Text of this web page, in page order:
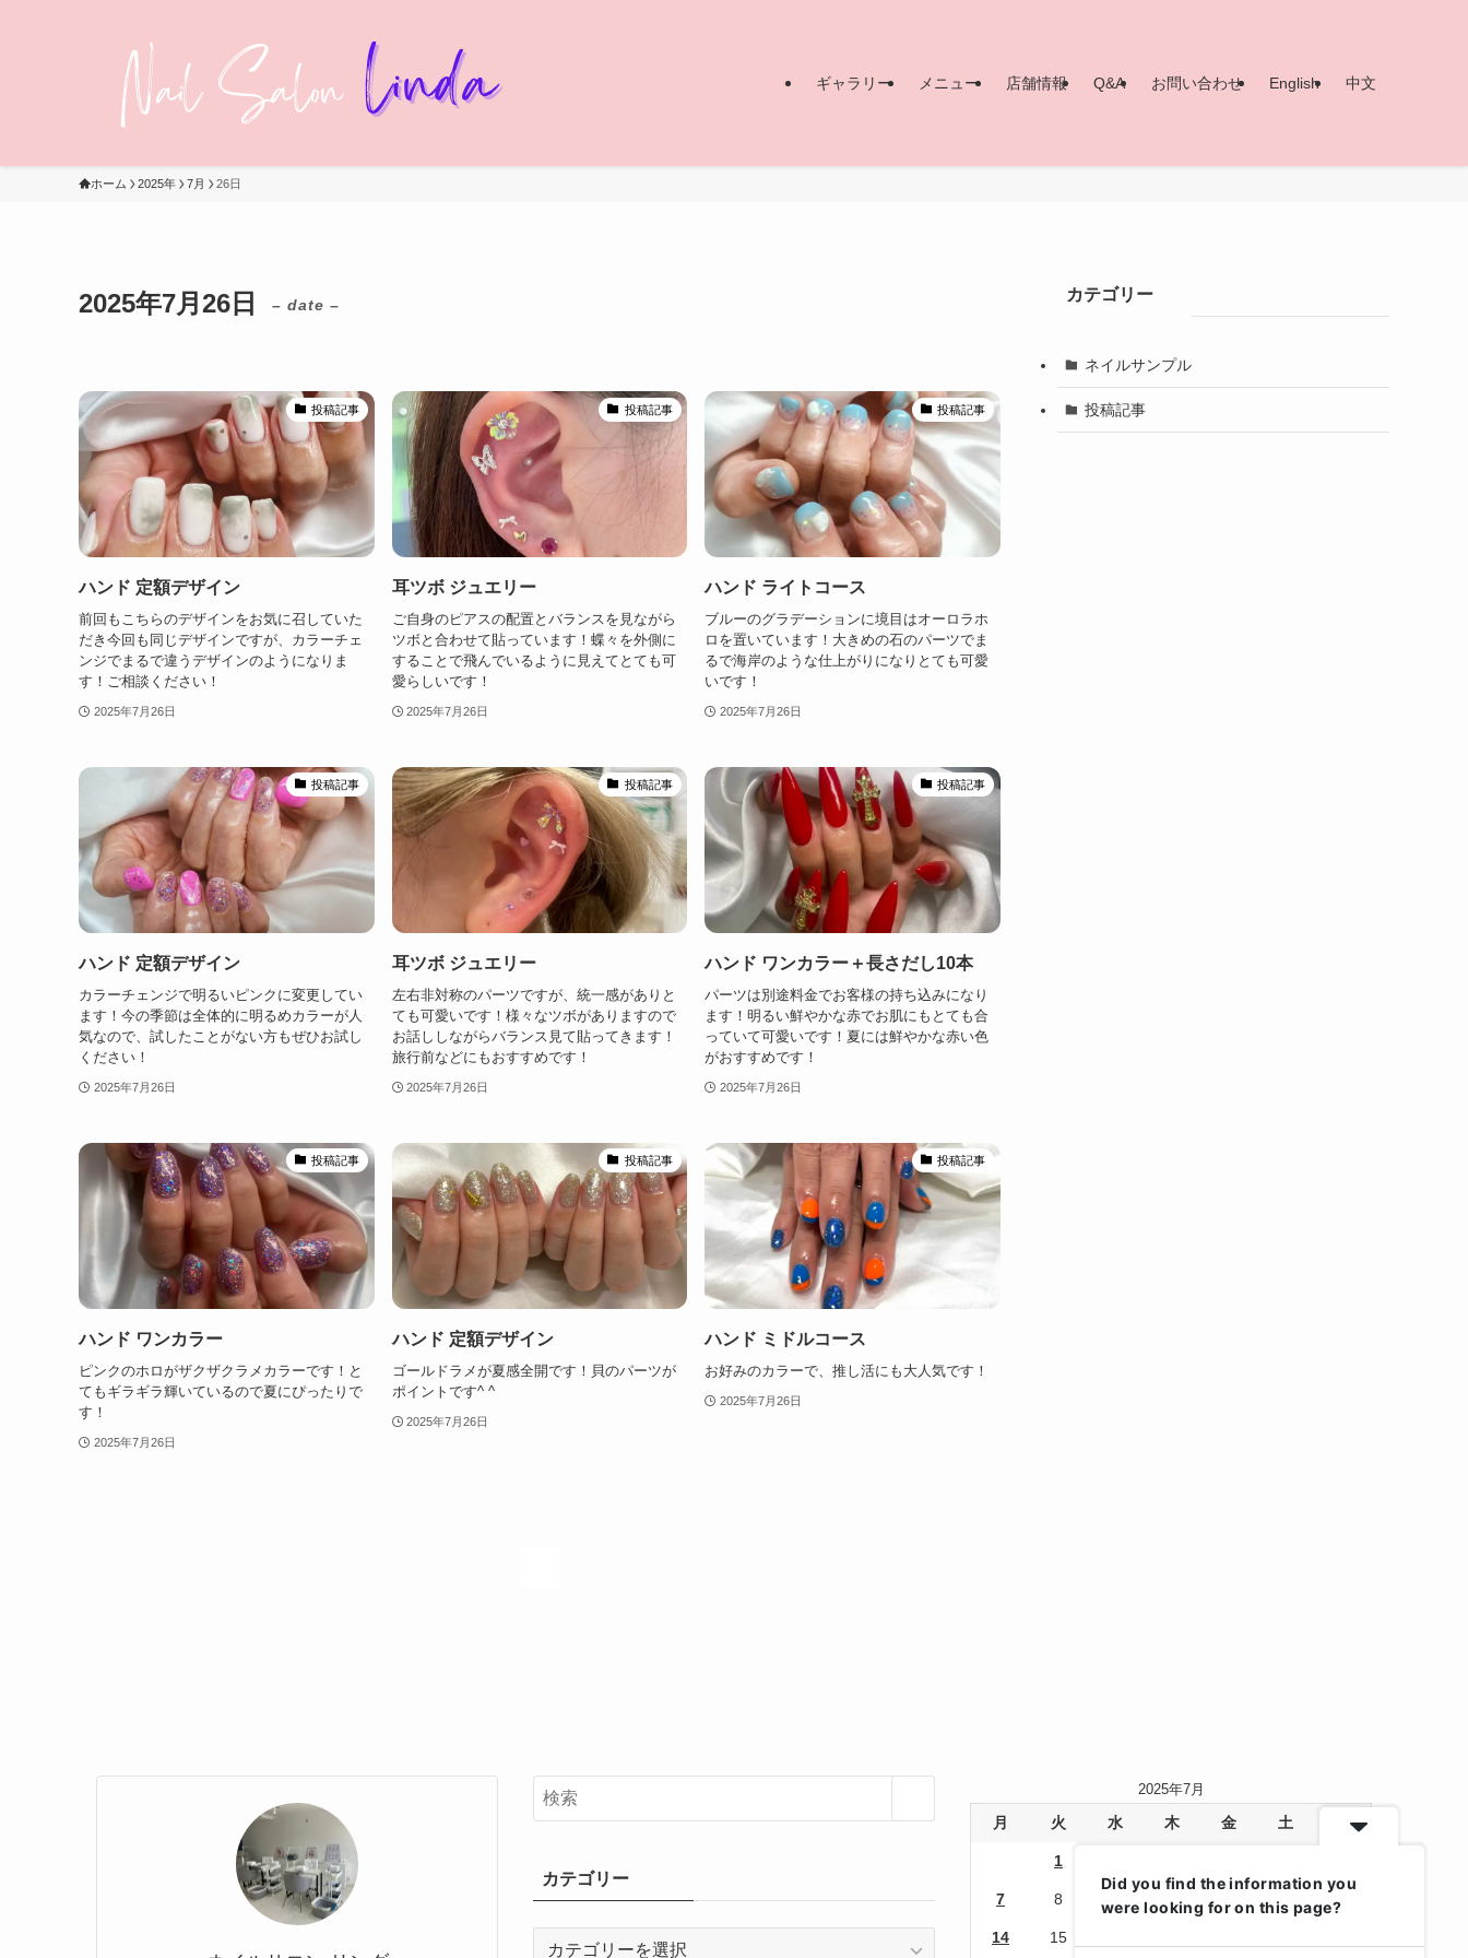
ギャラリー メニュー 店舗情報 Q&A お問い合わせ English 中文
ホーム 2025年 7月 26日
2025年7月26日 – date –
投稿記事
ハンド 定額デザイン
前回もこちらのデザインをお気に召していた
だき今回も同じデザインですが、カラーチェ
ンジでまるで違うデザインのようになりま
す！ご相談ください！
2025年7月26日
投稿記事
耳ツボ ジュエリー
ご自身のピアスの配置とバランスを見ながら
ツボと合わせて貼っています！蝶々を外側に
することで飛んでいるように見えてとても可
愛らしいです！
2025年7月26日
投稿記事
ハンド ライトコース
ブルーのグラデーションに境目はオーロラホ
ロを置いています！大きめの石のパーツでま
るで海岸のような仕上がりになりとても可愛
いです！
2025年7月26日
投稿記事
ハンド 定額デザイン
カラーチェンジで明るいピンクに変更してい
ます！今の季節は全体的に明るめカラーが人
気なので、試したことがない方もぜひお試し
ください！
2025年7月26日
投稿記事
耳ツボ ジュエリー
左右非対称のパーツですが、統一感がありと
ても可愛いです！様々なツボがありますので
お話ししながらバランス見て貼ってきます！
旅行前などにもおすすめです！
2025年7月26日
投稿記事
ハンド ワンカラー＋長さだし10本
パーツは別途料金でお客様の持ち込みになり
ます！明るい鮮やかな赤でお肌にもとても合
っていて可愛いです！夏には鮮やかな赤い色
がおすすめです！
2025年7月26日
投稿記事
ハンド ワンカラー
ピンクのホロがザクザクラメカラーです！と
てもギラギラ輝いているので夏にぴったりで
す！
2025年7月26日
投稿記事
ハンド 定額デザイン
ゴールドラメが夏感全開です！貝のパーツが
ポイントです^ ^
2025年7月26日
投稿記事
ハンド ミドルコース
お好みのカラーで、推し活にも大人気です！
2025年7月26日
カテゴリー
ネイルサンプル
投稿記事
カテゴリー
2025年7月
月 火 水 木 金 土
1
7 8 10 12 13
14 15
Did you find the information you
were looking for on this page?